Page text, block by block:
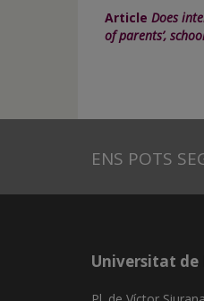
Article Does
of parents’,
ENS POTS
Universitat de